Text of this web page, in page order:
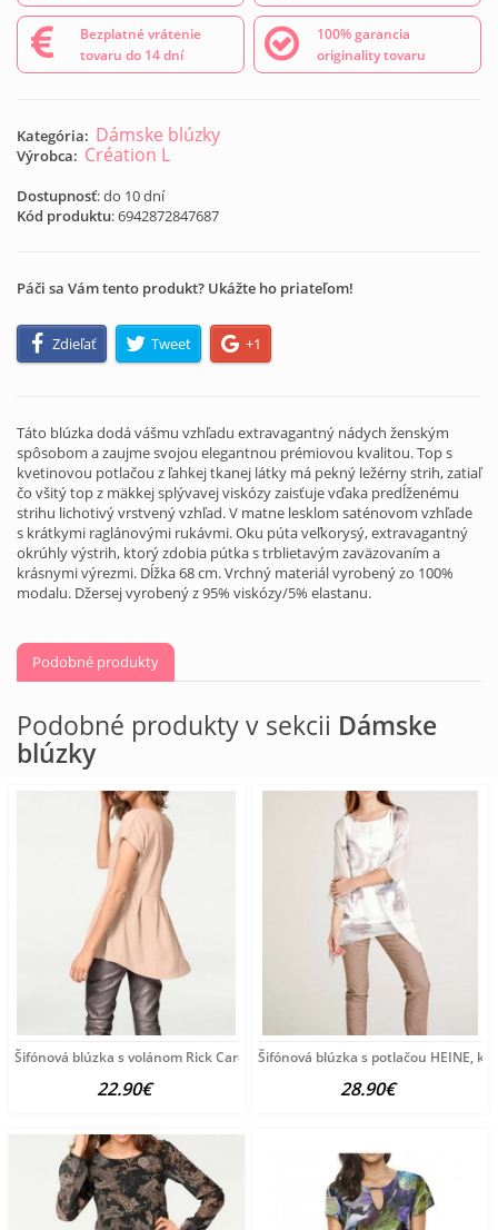
Bezplatné vrátenie
tovaru do 14 dní
100% garancia
originality tovaru
Kategória: Dámske blúzky
Výrobca: Création L
Dostupnosť: do 10 dní
Kód produktu:6942872847687
Páči sa Vám tento produkt? Ukážte ho priateľom!
Zdieľať Tweet +1
Táto blúzka dodá vášmu vzhľadu extravagantný nádych ženským
spôsobom a zaujme svojou elegantnou prémiovou kvalitou. Top s
kvetinovou potlačou z ľahkej tkanej látky má pekný ležérny strih, zatiaľ
čo všitý top z mäkkej splývavej viskózy zaisťuje vďaka predĺženému
strihu lichotivý vrstvený vzhľad. V matne lesklom saténovom vzhľade
s krátkymi raglánovými rukávmi. Oku púta veľkorysý, extravagantný
okrúhly výstrih, ktorý zdobia pútka s trblietavým zaväzovaním a
krásnymi výrezmi. Dĺžka 68 cm. Vrchný materiál vyrobený zo 100%
modalu. Džersej vyrobený z 95% viskózy/5% elastanu.
Podobné produkty
Podobné produkty v sekcii Dámske
blúzky
Šifónová blúzka s volánom Rick Cardona, púdrová
22.90€
Šifónová blúzka s potlačou HEINE,
28.90€